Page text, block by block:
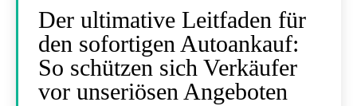
Der ultimative Leitfaden für
den sofortigen Autoankauf:
So schützen sich Verkäufer
vor unseriösen Angeboten